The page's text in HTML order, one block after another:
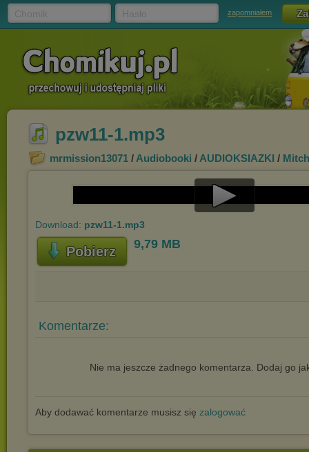
zapomniałem
pzw11-1.mp3
mrmission13071 / Audiobooki / AUDIOKSIAZKI /
Play
Download: pzw11-1.mp3
Pobierz 9,79 MB
Komentarze:
Nie ma jeszcze żadnego komentarza. Dodaj go
Aby dodawać komentarze musisz się zalogować